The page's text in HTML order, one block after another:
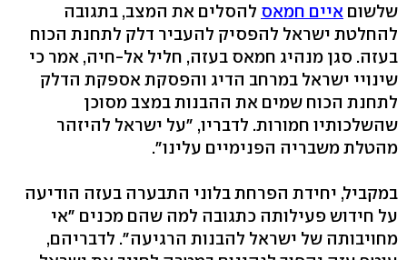
שלשום איים חמאס להסלים את המצב, בתגובה
להחלטת ישראל להפסיק להעביר דלק לתחנת הכוח
בעזה. סגן מנהיג חמאס בעזה, חליל אל-חיה, אמר כי
שינויי ישראל במרחב הדיג והפסקת אספקת הדלק
לתחנת הכוח שמים את ההבנות במצב מסוכן
שהשלכותיו חמורות. לדבריו, "על ישראל להיזהר
מהטלת משבריה הפנימיים עלינו".
במקביל, יחידת הפרחת בלוני התבערה בעזה הודיעה
על חידוש פעילותה כתגובה למה שהם מכנים "אי
מחויבותה של ישראל להבנות הרגיעה". לדבריהם,